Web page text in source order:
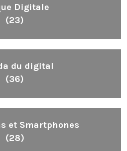
Digitale
(23)
du digital
(36)
et Smartphones
(28)